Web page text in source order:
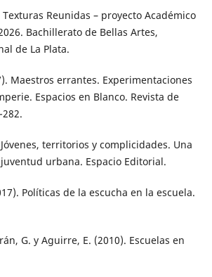
Reunidas – proyecto Académico
Bachillerato de Bellas Artes,
de La Plata.
Maestros errantes. Experimentaciones
Espacios en Blanco. Revista de
territorios y complicidades. Una
urbana. Espacio Editorial.
Políticas de la escucha en la escuela.
G. y Aguirre, E. (2010). Escuelas en